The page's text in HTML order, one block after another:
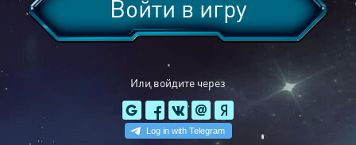
Или войдите через
Войти в игру